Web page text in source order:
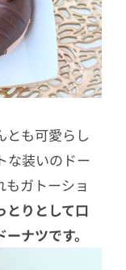
とも可愛らし
な装いのドー
ガトーショ
とりとして口
ナツです。